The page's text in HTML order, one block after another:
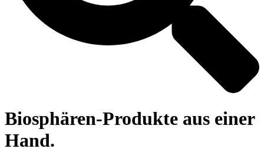
Biosphären-Produkte aus einer
Hand.